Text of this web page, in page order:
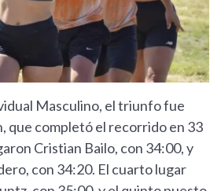
Masculino, el triunfo fue
que completó el recorrido en 33
Cristian Bailo, con 34:00, y
con 34:20. El cuarto lugar